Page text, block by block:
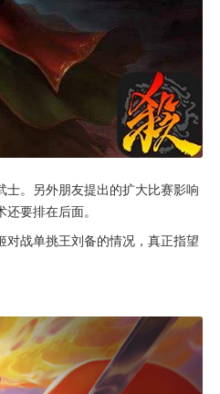
。另外朋友提出的扩大比赛影响
要排在后面。
战单挑王刘备的情况，真正指望